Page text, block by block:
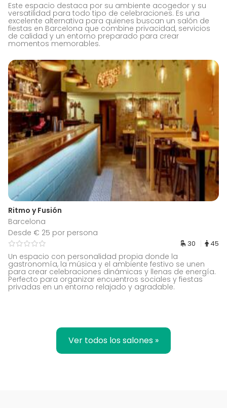
Este espacio destaca por su ambiente acogedor y su
versatilidad para todo tipo de celebraciones. Es una
excelente alternativa para quienes buscan un salón de
fiestas en Barcelona que combine privacidad, servicios
de calidad y un entorno preparado para crear
momentos memorables.
Ritmo y Fusión
Barcelona
Desde € 25 por persona
30 45
Un espacio con personalidad propia donde la
gastronomía, la música y el ambiente festivo se unen
para crear celebraciones dinámicas y llenas de energía.
Perfecto para organizar encuentros sociales y fiestas
privadas en un entorno relajado y agradable.
Ver todos los salones »